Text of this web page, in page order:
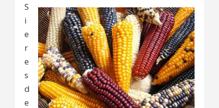
S
i
e
r
e
s
d
e